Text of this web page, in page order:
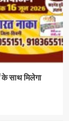
साथ मिलेगा